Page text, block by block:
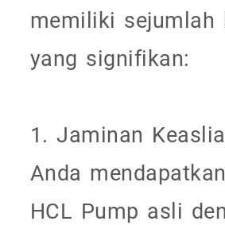
memiliki sejumlah
yang signifikan:
1. Jaminan
Anda
HCL Pump asli